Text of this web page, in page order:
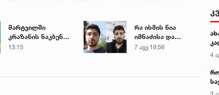
მარტვილში
კრაზანის ნაკბენით
მძიმე
13:15
რა ისმის ნია
იმნაძისა და
მამამისის ფარული
7 აგვ 19:56
4